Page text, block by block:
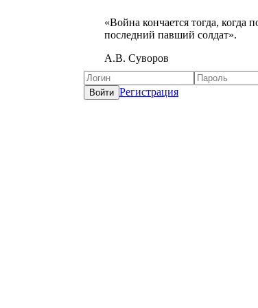
«Война кончается тогда, когда
последний павший солдат».
А.В. Суворов
Регистрация